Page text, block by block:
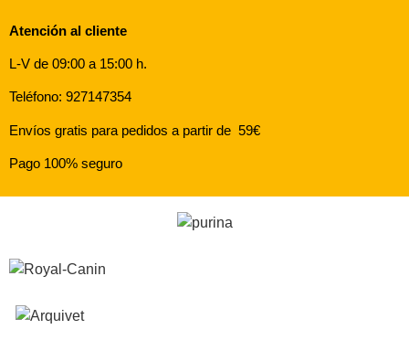
Atención al cliente
L-V de 09:00 a 15:00 h.
Teléfono: 927147354
Envíos gratis para pedidos a partir de 59€
Pago 100% seguro